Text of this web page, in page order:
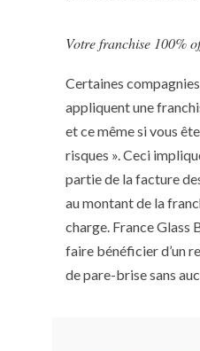
Votre franchise 100%
Certaines compagnies
appliquent une
et ce même si vous
risques ». Ceci
partie de la facture
au montant de la
charge. France Glass
faire bénéficier d’un
de pare-brise sans